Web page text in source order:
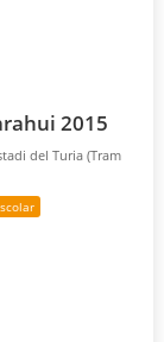
2015
del Turia (Tram